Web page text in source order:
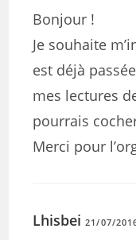
Bonjour !
Je souhaite
est déjà
mes lectures
pourrais
Merci pour
Lhisbei 21/07/